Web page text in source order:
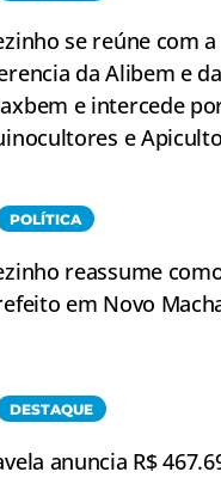
se reúne com a
da Alibem e da
e intercede
e
POLÍTICA
reassume
em Novo
DESTAQUE
anuncia R$